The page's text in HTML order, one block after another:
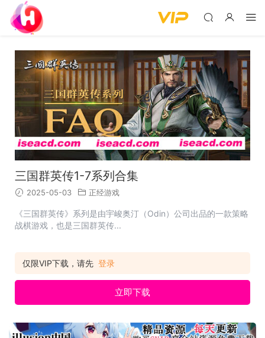
三国群英传1-7系列合集
2025-05-03 正经游戏
《三国群英传》系列是由宇峻奥汀（Odin）公司出品的一款策略
战棋游戏，也是三国群英传...
仅限VIP下载，请先 登录
立即下载